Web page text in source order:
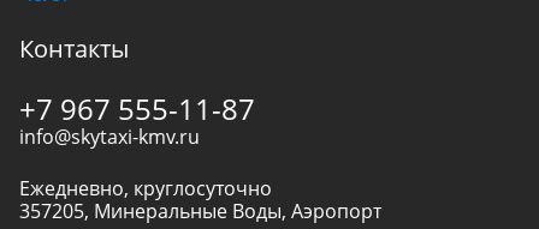
Контакты
+7 967 555-11-87
info@skytaxi-kmv.ru
Ежедневно, круглосуточно
357205, Минеральные Воды, Аэропорт